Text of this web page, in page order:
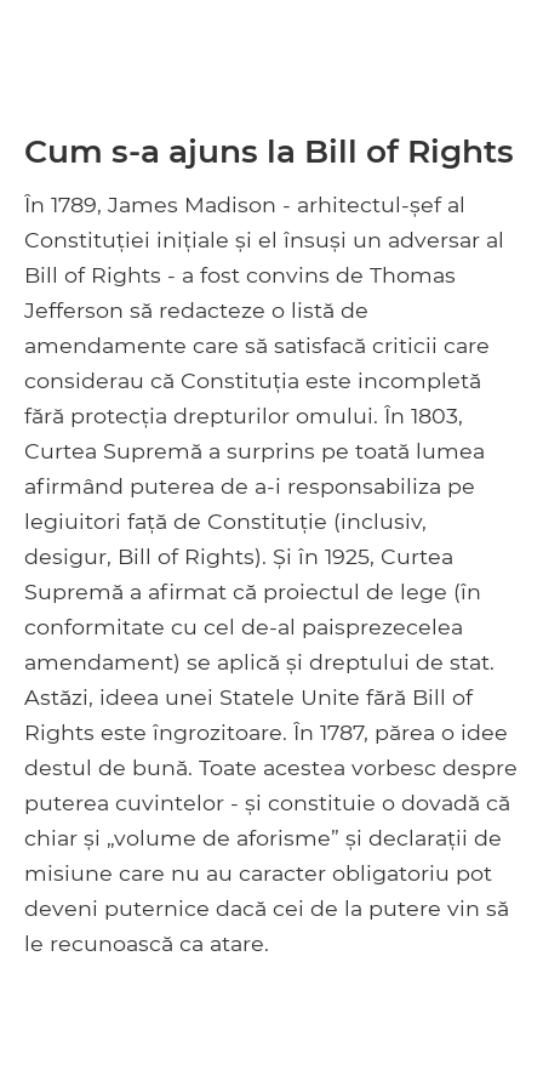
Cum s-a ajuns la Bill of Rights
În 1789, James Madison - arhitectul-șef al
Constituției inițiale și el însuși un adversar al
Bill of Rights - a fost convins de Thomas
Jefferson să redacteze o listă de
amendamente care să satisfacă criticii care
considerau că Constituția este incompletă
fără protecția drepturilor omului. În 1803,
Curtea Supremă a surprins pe toată lumea
afirmând puterea de a-i responsabiliza pe
legiuitori față de Constituție (inclusiv,
desigur, Bill of Rights). Și în 1925, Curtea
Supremă a afirmat că proiectul de lege (în
conformitate cu cel de-al paisprezecelea
amendament) se aplică și dreptului de stat.
Astăzi, ideea unei Statele Unite fără Bill of
Rights este îngrozitoare. În 1787, părea o idee
destul de bună. Toate acestea vorbesc despre
puterea cuvintelor - și constituie o dovadă că
chiar și „volume de aforisme” și declarații de
misiune care nu au caracter obligatoriu pot
deveni puternice dacă cei de la putere vin să
le recunoască ca atare.